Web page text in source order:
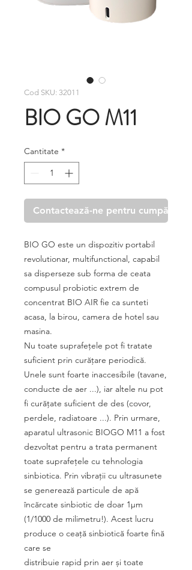
Cod SKU: 32011
BIO GO M11
Cantitate *
Contactează-ne pentru cumpărare
BIO GO este un dispozitiv portabil
revolutionar, multifunctional, capabil
sa disperseze sub forma de ceata
compusul probiotic extrem de
concentrat BIO AIR fie ca sunteti
acasa, la birou, camera de hotel sau
masina.
Nu toate suprafeţele pot fi tratate
suficient prin curăţare periodică.
Unele sunt foarte inaccesibile (tavane,
conducte de aer ...), iar altele nu pot
fi curăţate suficient de des (covor,
perdele, radiatoare ...). Prin urmare,
aparatul ultrasonic BIOGO M11 a fost
dezvoltat pentru a trata permanent
toate suprafeţele cu tehnologia
sinbiotica. Prin vibraţii cu ultrasunete
se generează particule de apă
încărcate sinbiotic de doar 1μm
(1/1000 de milimetru!). Acest lucru
produce o ceaţă sinbiotică foarte fină
care se
distribuie rapid prin aer și toate